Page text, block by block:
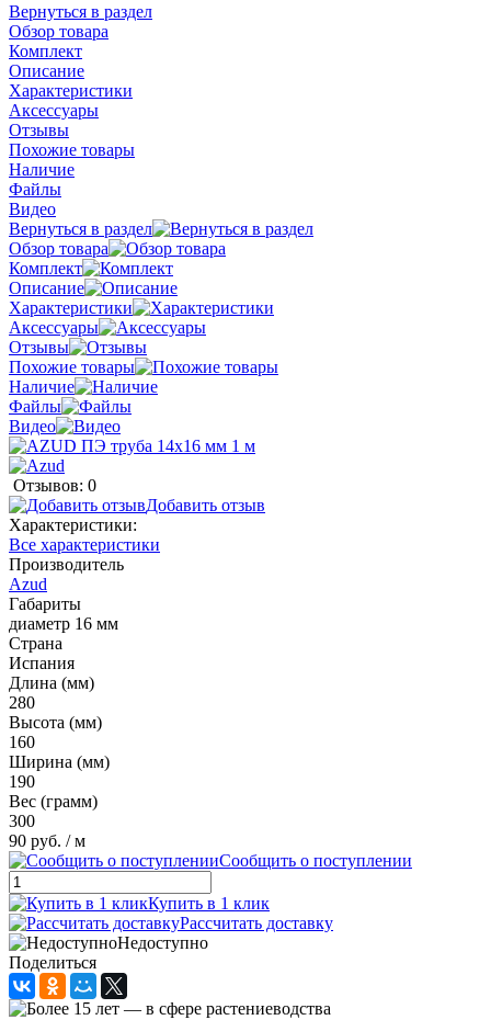
Вернуться в раздел
Обзор товара
Комплект
Описание
Характеристики
Аксессуары
Отзывы
Похожие товары
Наличие
Файлы
Видео
Вернуться в раздел
Обзор товара
Комплект
Описание
Характеристики
Аксессуары
Отзывы
Похожие товары
Наличие
Файлы
Видео
Отзывов: 0
Добавить отзыв
Характеристики:
Все характеристики
Производитель
Azud
Габариты
диаметр 16 мм
Страна
Испания
Длина (мм)
280
Высота (мм)
160
Ширина (мм)
190
Вес (грамм)
300
90 руб. / м
Сообщить о поступлении
Купить в 1 клик
Рассчитать доставку
Недоступно
Поделиться